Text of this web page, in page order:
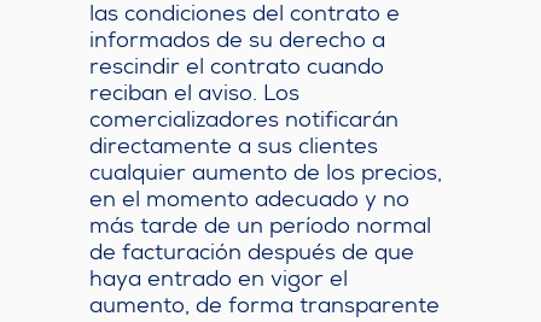
las condiciones del contrato e
informados de su derecho a
rescindir el contrato cuando
reciban el aviso. Los
comercializadores notificarán
directamente a sus clientes
cualquier aumento de los precios,
en el momento adecuado y no
más tarde de un período normal
de facturación después de que
haya entrado en vigor el
aumento, de forma transparente